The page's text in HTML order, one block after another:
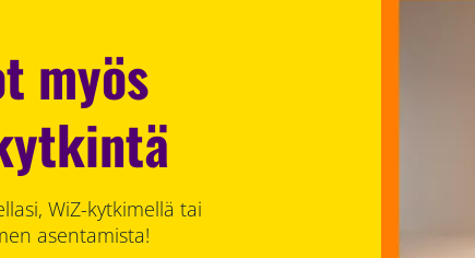
myös
WiZ-kytkimellä tai
asentamista!